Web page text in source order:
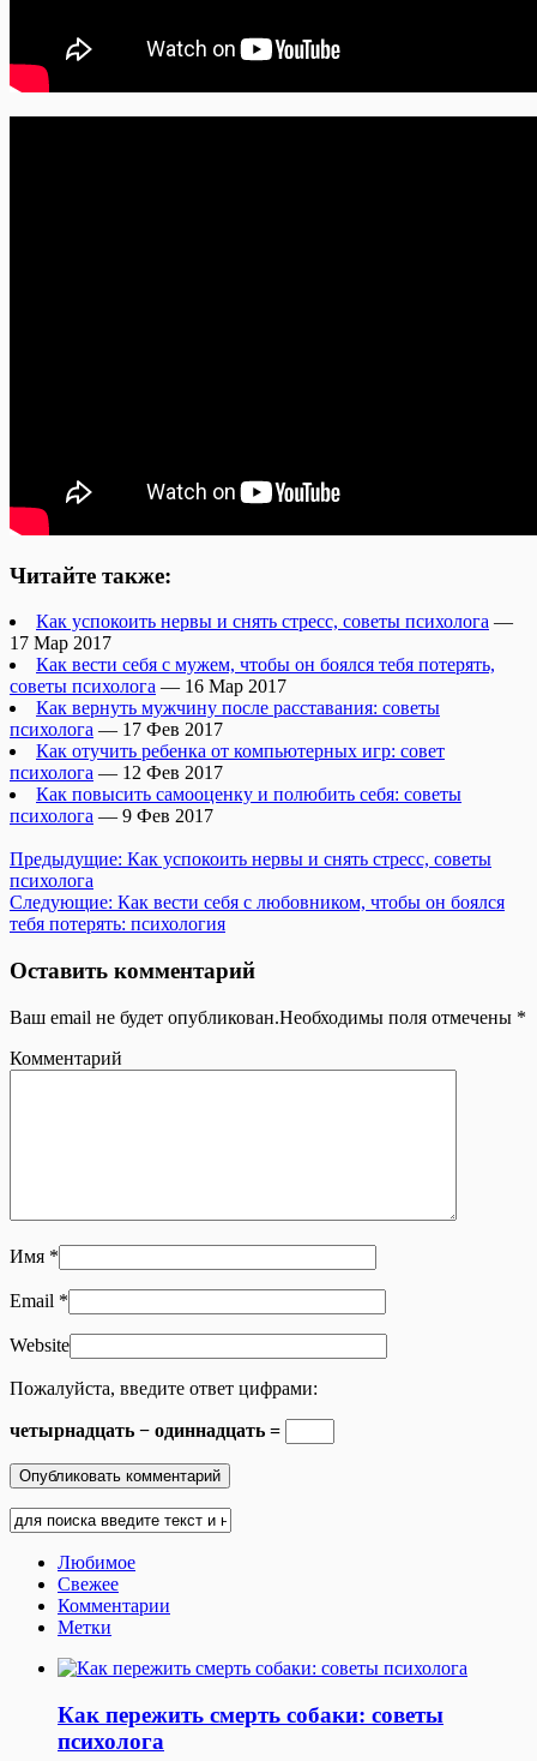
Читайте также:
Как успокоить нервы и снять стресс, советы психолога —
17 Мар 2017
Как вести себя с мужем, чтобы он боялся тебя потерять,
советы психолога — 16 Мар 2017
Как вернуть мужчину после расставания: советы
психолога — 17 Фев 2017
Как отучить ребенка от компьютерных игр: совет
психолога — 12 Фев 2017
Как повысить самооценку и полюбить себя: советы
психолога — 9 Фев 2017
Предыдущие: Как успокоить нервы и снять стресс, советы
психолога
Следующие: Как вести себя с любовником, чтобы он боялся
тебя потерять: психология
Оставить комментарий
Ваш email не будет опубликован.Необходимы поля отмечены *
Комментарий
Имя *
Email *
Website
Пожалуйста, введите ответ цифрами:
четырнадцать − одиннадцать =
Любимое
Свежее
Комментарии
Метки
Как пережить смерть собаки: советы
психолога